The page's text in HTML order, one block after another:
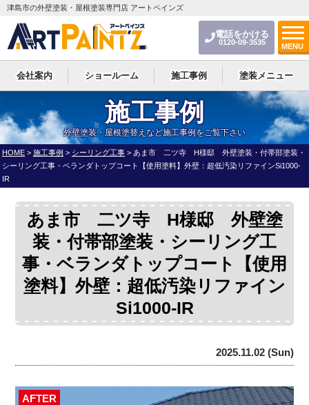
電話をかける
0120-09-3535
MENU
津島市の外壁塗装・屋根塗装専門店 アートペインズ
会社案内 ショールーム 施工事例 塗装メニュー
施工事例
外壁塗装・屋根塗替えなど施工事例をご覧下さい
HOME > 施工事例 > シーリング工事 > あま市 二ツ寺 H様邸 外壁塗装・付帯部塗装・
シーリング工事・ベランダトップコート【使用塗料】外壁：超低汚染リファインSi1000-
IR
あま市 二ツ寺 H様邸 外壁塗
装・付帯部塗装・シーリング工
事・ベランダトップコート【使用
塗料】外壁：超低汚染リファイン
Si1000-IR
2025.11.02 (Sun)
AFTER